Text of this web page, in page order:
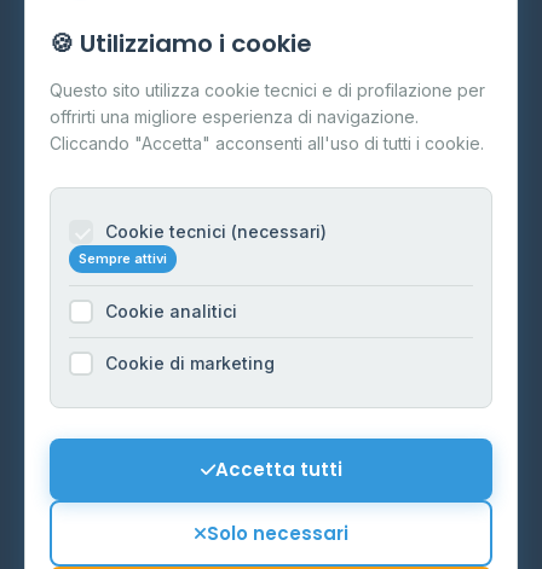
Cos'è il GPL
FAQ
Contatti
Informazioni legali
Cookie Policy
Preferenze Cookie
Mappa del sito
🍪 Utilizziamo i cookie
Questo sito utilizza cookie tecnici e di profilazione per
offrirti una migliore esperienza di navigazione.
Cliccando "Accetta" acconsenti all'uso di tutti i cookie.
Cookie tecnici (necessari)
Sempre attivi
Cookie analitici
Cookie di marketing
Accetta tutti
Solo necessari